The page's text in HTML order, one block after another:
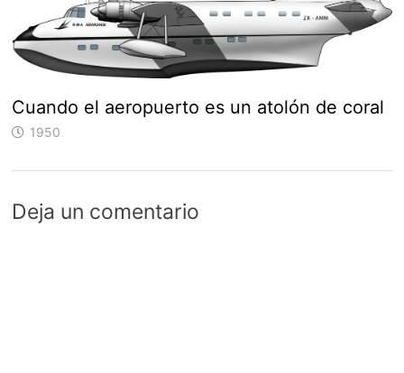
Cuando el aeropuerto es un atolón de coral
1950
Deja un comentario